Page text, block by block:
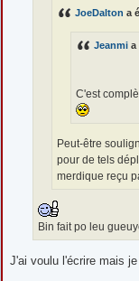
JoeDalton a
Jeanmi a
C'est
Peut-être
pour de tels
merdique reçu
Bin fait po leu
J'ai voulu l'écrire mais